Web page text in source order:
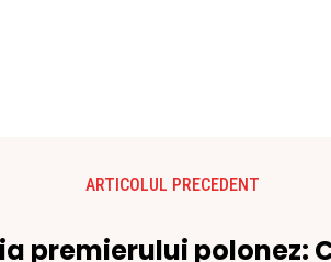
ARTICOLUL PRECEDENT
premierului polonez: